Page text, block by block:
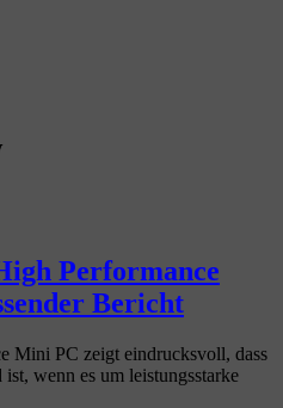
Performance
Bericht
Mini PC zeigt eindrucksvoll, dass
wenn es um leistungsstarke